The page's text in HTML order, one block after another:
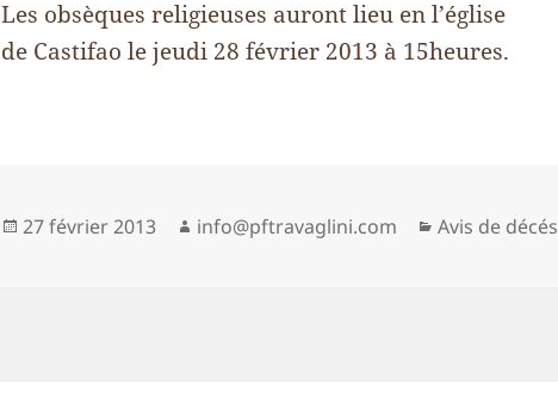
Les obsèques religieuses auront lieu en l’église
de Castifao le jeudi 28 février 2013 à 15heures.
Publié
27 février 2013 Auteur
info@pftravaglini.com Catégories
Avis de décés